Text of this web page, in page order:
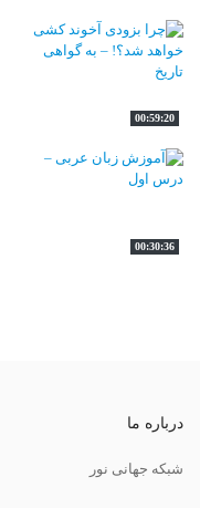
00:59:20
00:30:36
درباره ما
شبکه جهانی نور